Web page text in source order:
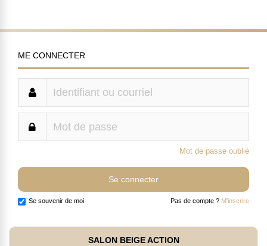
ME CONNECTER
Mot de passe oublié
Se souvenir de moi Pas de compte ? M'inscrire
SALON BEIGE ACTION